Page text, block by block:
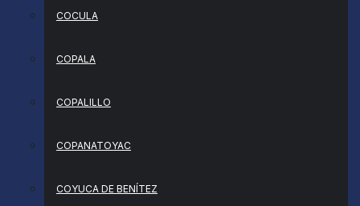
COCULA
COPALA
COPALILLO
COPANATOYAC
COYUCA DE BENÍTEZ